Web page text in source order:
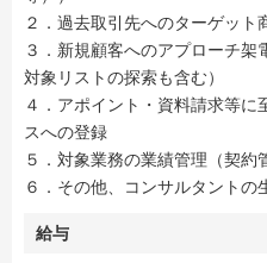
２．過去取引先へのターゲット
３．新規顧客へのアプローチ架
対象リストの探索も含む）
４．アポイント・資料請求等
スへの登録
５．対象業務の業績管理（契約
６．その他、コンサルタントの
給与